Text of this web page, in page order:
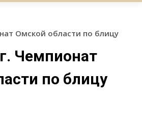
Омской области по блицу
Чемпионат
по блицу